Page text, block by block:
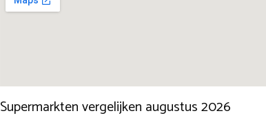
Supermarkten vergelijken augustus 2026